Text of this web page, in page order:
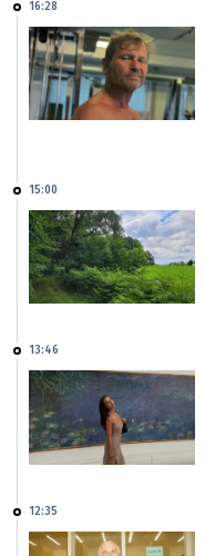
16:28
15:00
13:46
12:35